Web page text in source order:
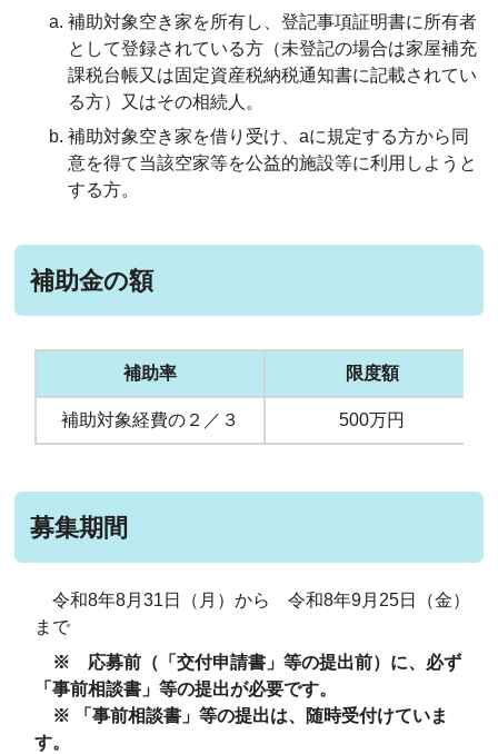
補助対象空き家を所有し、登記事項証明書に所有者
として登録されている方（未登記の場合は家屋補充
課税台帳又は固定資産税納税通知書に記載されてい
る方）又はその相続人。
補助対象空き家を借り受け、aに規定する方から同
意を得て当該空家等を公益的施設等に利用しようと
する方。
補助金の額
補助率 限度額
補助対象経費の２／３ 500万円
募集期間
令和8年8月31日（月）から 令和8年9月25日（金）
まで
※ 応募前（「交付申請書」等の提出前）に、必ず
「事前相談書」等の提出が必要です。
※ 「事前相談書」等の提出は、随時受付けていま
す。